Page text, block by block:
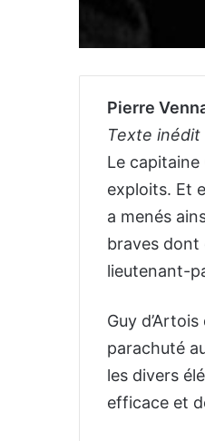
Pierre
Texte inédit
Le capitaine
exploits. Et
a menés
braves dont
lieutenant-
Guy
parachuté
les divers
efficace et